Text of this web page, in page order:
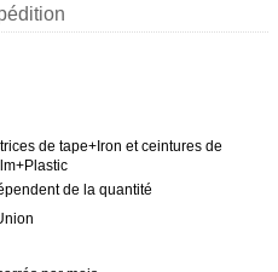
de tape+Iron et ceintures de
de la quantité